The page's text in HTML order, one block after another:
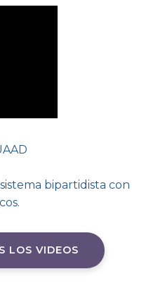
bipartidista con
LOS VIDEOS